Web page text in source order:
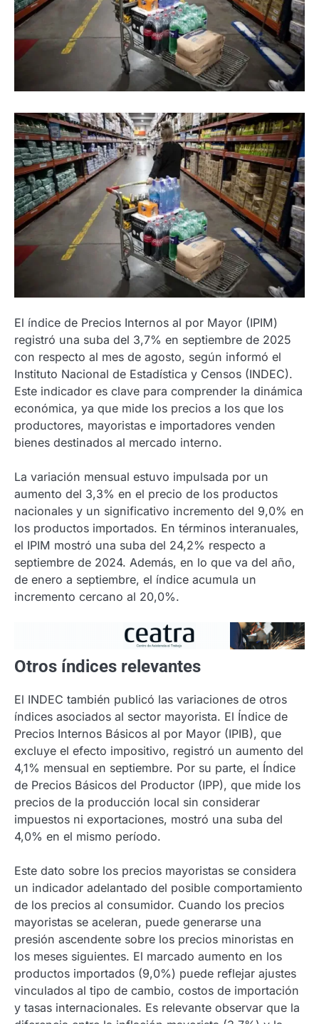
El índice de Precios Internos al por Mayor (IPIM)
registró una suba del 3,7% en septiembre de 2025
con respecto al mes de agosto, según informó el
Instituto Nacional de Estadística y Censos (INDEC).
Este indicador es clave para comprender la dinámica
económica, ya que mide los precios a los que los
productores, mayoristas e importadores venden
bienes destinados al mercado interno.
La variación mensual estuvo impulsada por un
aumento del 3,3% en el precio de los productos
nacionales y un significativo incremento del 9,0% en
los productos importados. En términos interanuales,
el IPIM mostró una suba del 24,2% respecto a
septiembre de 2024. Además, en lo que va del año,
de enero a septiembre, el índice acumula un
incremento cercano al 20,0%.
Otros índices relevantes
El INDEC también publicó las variaciones de otros
índices asociados al sector mayorista. El Índice de
Precios Internos Básicos al por Mayor (IPIB), que
excluye el efecto impositivo, registró un aumento del
4,1% mensual en septiembre. Por su parte, el Índice
de Precios Básicos del Productor (IPP), que mide los
precios de la producción local sin considerar
impuestos ni exportaciones, mostró una suba del
4,0% en el mismo período.
Este dato sobre los precios mayoristas se considera
un indicador adelantado del posible comportamiento
de los precios al consumidor. Cuando los precios
mayoristas se aceleran, puede generarse una
presión ascendente sobre los precios minoristas en
los meses siguientes. El marcado aumento en los
productos importados (9,0%) puede reflejar ajustes
vinculados al tipo de cambio, costos de importación
y tasas internacionales. Es relevante observar que la